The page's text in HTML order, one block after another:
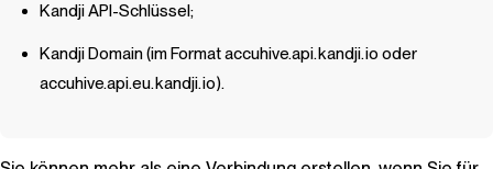
KandjiAPI-Schlüssel;
Kandji Domain (im Formataccuhive.api.kandji.io oder
accuhive.api.eu.kandji.io).